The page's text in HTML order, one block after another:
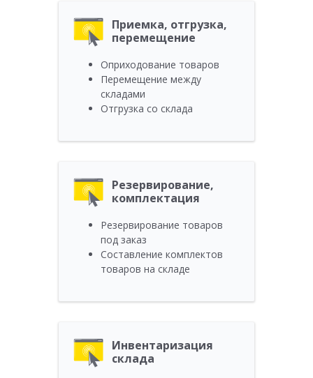
Приемка, отгрузка,
перемещение
Оприходование товаров
Перемещение между
складами
Отгрузка со склада
Резервирование,
комплектация
Резервирование товаров
под заказ
Составление комплектов
товаров на складе
Инвентаризация
склада